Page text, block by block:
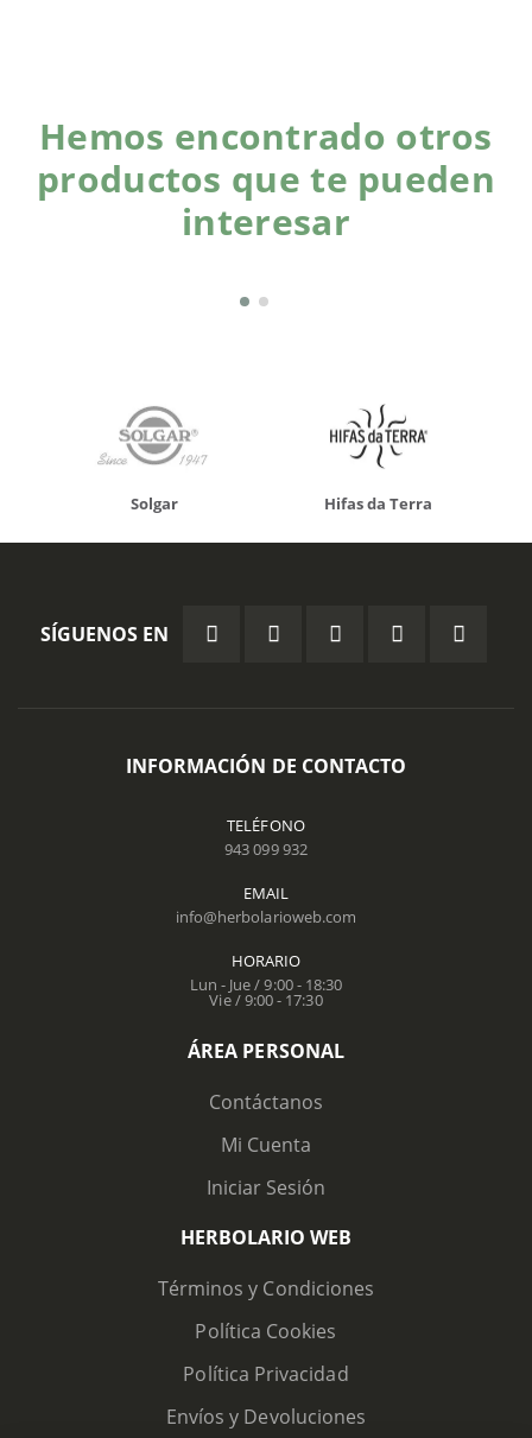
Hemos encontrado otros
productos que te pueden
interesar
Solgar Hifas da Terra
SÍGUENOS EN
INFORMACIÓN DE CONTACTO
TELÉFONO
943 099 932
EMAIL
info@herbolarioweb.com
HORARIO
Lun - Jue / 9:00 - 18:30
Vie / 9:00 - 17:30
ÁREA PERSONAL
Contáctanos
Mi Cuenta
Iniciar Sesión
HERBOLARIO WEB
Términos y Condiciones
Política Cookies
Política Privacidad
Envíos y Devoluciones